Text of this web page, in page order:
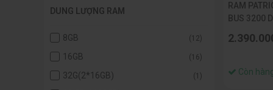
DUNG LƯỢNG RAM
8GB (12)
16GB (16)
32G(2*16GB) (1)
RAM
BUS 3200
Còn